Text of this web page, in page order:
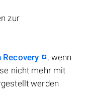
zur
, wenn
nicht mehr mit
werden